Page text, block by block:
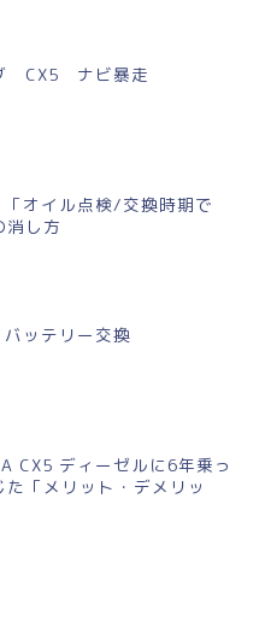
CX5 ナビ暴走
オイル点検/交換時期で
消し方
ッテリー交換
CX5 ディーゼルに6年乗っ
た「メリット・デメリッ